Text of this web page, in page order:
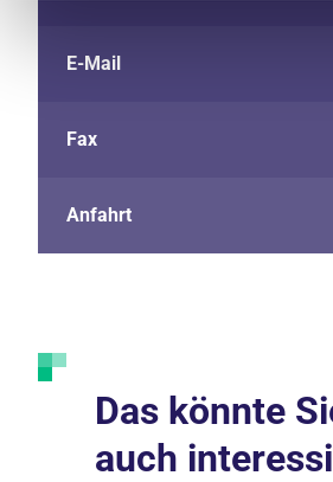
E-Mail
Fax
Anfahrt
Das könnte
auch